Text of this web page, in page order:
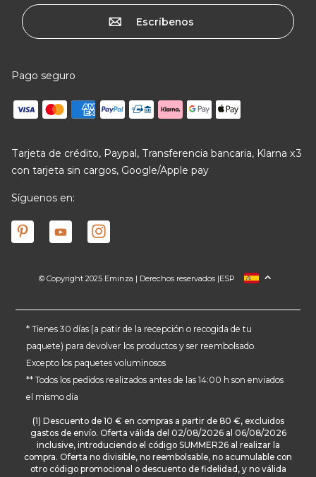
Escríbenos
Pago seguro
Tarjeta de crédito, Paypal, Transferencia bancaria, Klarna x3
con tarjeta sin cargos, Google/Apple pay
Síguenos en:
© Copyright 2025 Eminza | Derechos reservados |
FRANCIA
ALEMANIA
PAÍSES BAJOS
ESP
* Tienes 30 días (a patir de la recepción o recogida de tu
paquete) para devolver los productos y ser reembolsado.
Excepto los paquetes voluminosos
** Todos los pedidos realizados antes de las 14:00 h son enviados
el mismo día
(1) Descuento de 10 € en compras a partir de 80 €, excluidos
gastos de envío. Oferta válida del 02/08/2026 al 06/08/2026
inclusive, introduciendo el código SUMMER26 al realizar la
compra. Oferta no divisible, no reembolsable, no acumulable con
otro código promocional o descuento de fidelidad, y no válida